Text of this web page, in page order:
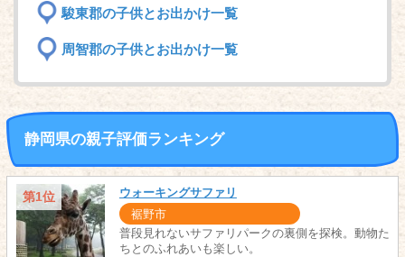
駿東郡の子供とお出かけ一覧
周智郡の子供とお出かけ一覧
静岡県の親子評価ランキング
第1位 ウォーキングサファリ
裾野市
普段見れないサファリパークの裏側を探検。動物た
ちとのふれあいも楽しい。